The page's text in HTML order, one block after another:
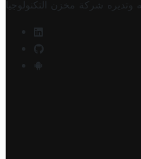
وتديره شركة مخزن التكنولوجيا